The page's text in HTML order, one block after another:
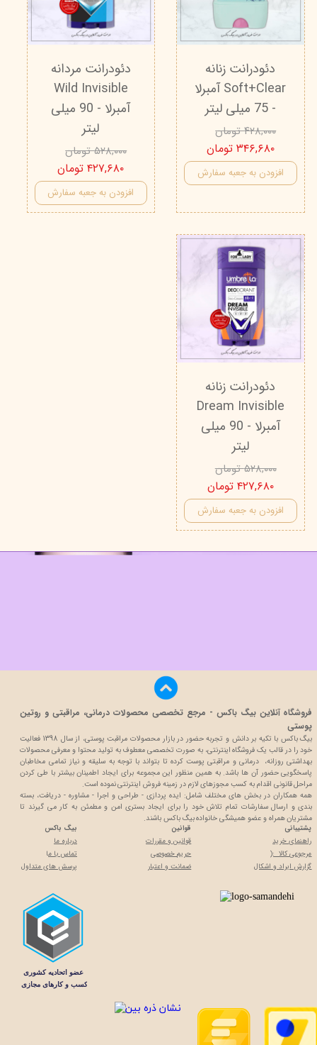
دئودرانت زنانه
Soft+Clear آمبرلا
- 75 میلی لیتر
۴۲۸,۰۰۰ تومان
۳۴۶,۶۸۰ تومان
افزودن به جعبه سفارش
دئودرانت مردانه
Wild Invisible
آمبرلا - 90 میلی
لیتر
۵۲۸,۰۰۰ تومان
۴۲۷,۶۸۰ تومان
افزودن به جعبه سفارش
دئودرانت زنانه
Dream Invisible
آمبرلا - 90 میلی
لیتر
۵۲۸,۰۰۰ تومان
۴۲۷,۶۸۰ تومان
افزودن به جعبه سفارش
پشتیبانی
راهنمای خرید
مرجوعی کالا :(
گزارش ایراد و اشکال
قوانین
قوانین و مقررات
حریم خصوصی
ضمانت و اعتبار
بیگ باکس
درباره ما
تماس با ما
پرسش های متداول
فروشگاه آنلاین بیگ باکس - مرجع تخصصی محصولات درمانی، مراقبتی و روتین
پوستی
بیگ باکس با تکیه بر دانش و تجربه حضور در بازار محصولات مراقبت پوستی، از سال 1398 فعالیت
خود را در قالب یک فروشگاه اینترنتی، به صورت تخصصی معطوف به تولید محتوا و معرفی محصولات
بهداشتی روزانه، درمانی و مراقبتی پوست کرده تا بتواند با توجه به سلیقه و نیاز تمامی مخاطبان
پاسخگویی حضور آن ها باشد. به همین منظور این مجموعه برای ایجاد اطمینان بیشتر با طی کردن
مراحل قانونی اقدام به کسب مجوزهای لازم در زمینه فروش اینترنتی نموده است.
همه همکاران در بخش های مختلف شامل: ایده پردازی - طراحی و اجرا - مشاوره - دریافت، بسته
بندی و ارسال سفارشات تمام تلاش خود را برای ایجاد بستری امن و مطمئن به کار می گیرند تا
مشتریان همراه و عضو همیشگی خانواده بیگ باکس باشند.